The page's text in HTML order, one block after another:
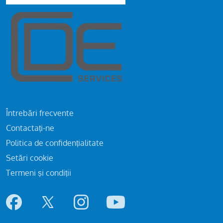
Întrebări frecvente
Contactați-ne
Politica de confidențialitate
Setări cookie
Termeni și condiții